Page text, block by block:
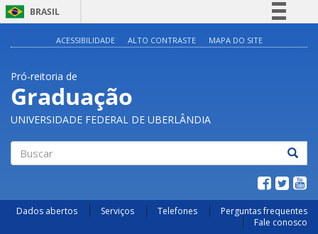
BRASIL
Legislação
Canais
ACESSIBILIDADE ALTO CONTRASTE MAPA DO SITE
Pró-reitoria de
Graduação
UNIVERSIDADE FEDERAL DE UBERLÂNDIA
Dados abertos Serviços Telefones
Perguntas frequentes
Fale conosco